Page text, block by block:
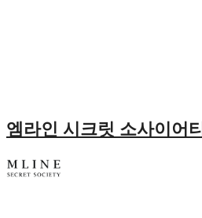
엠라인 시크릿 소사이어티